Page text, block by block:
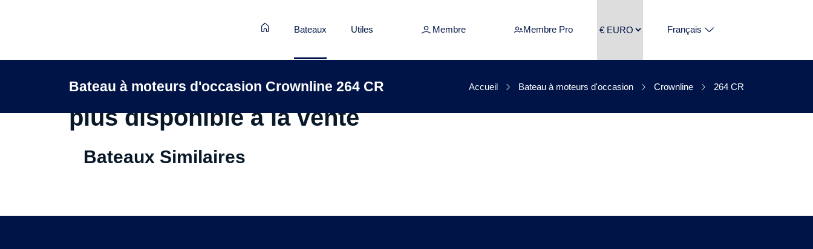
Bateaux Utiles Membre Membre Pro Français
Bateau à moteurs d'occasion Crownline 264 CR Accueil Bateau à moteurs d'occasion Crownline 264 CR
Ce Bateau à moteurs d'occasion Crownline 264 CR n'est
plus disponible à la vente
Bateaux Similaires